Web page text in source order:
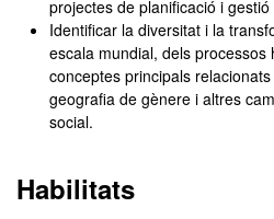
projectes de planificació i
Identificar la diversitat i la
escala mundial, dels processos
conceptes principals
geografia de gènere i altres
social.
Habilitats